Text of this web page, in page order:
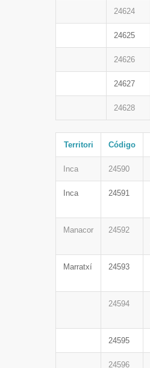
24624
24625
24626
24627
24628
Territori Código
Inca 24590
Inca 24591
Manacor 24592
Marratxí 24593
24594
24595
24596